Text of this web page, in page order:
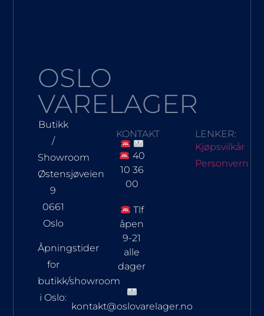
OSLO
VARELAGER
Butikk
/
Showroom
Østensjøveien
9
0661
Oslo
Åpningstider
for
butikk/showroom
i Oslo:
KONTAKT
40
10 36
00
Tlf
åpen
9-21
alle
dager
kontakt@oslovarelager.no
LENKER:
Kjøpsvilkår
Personvern